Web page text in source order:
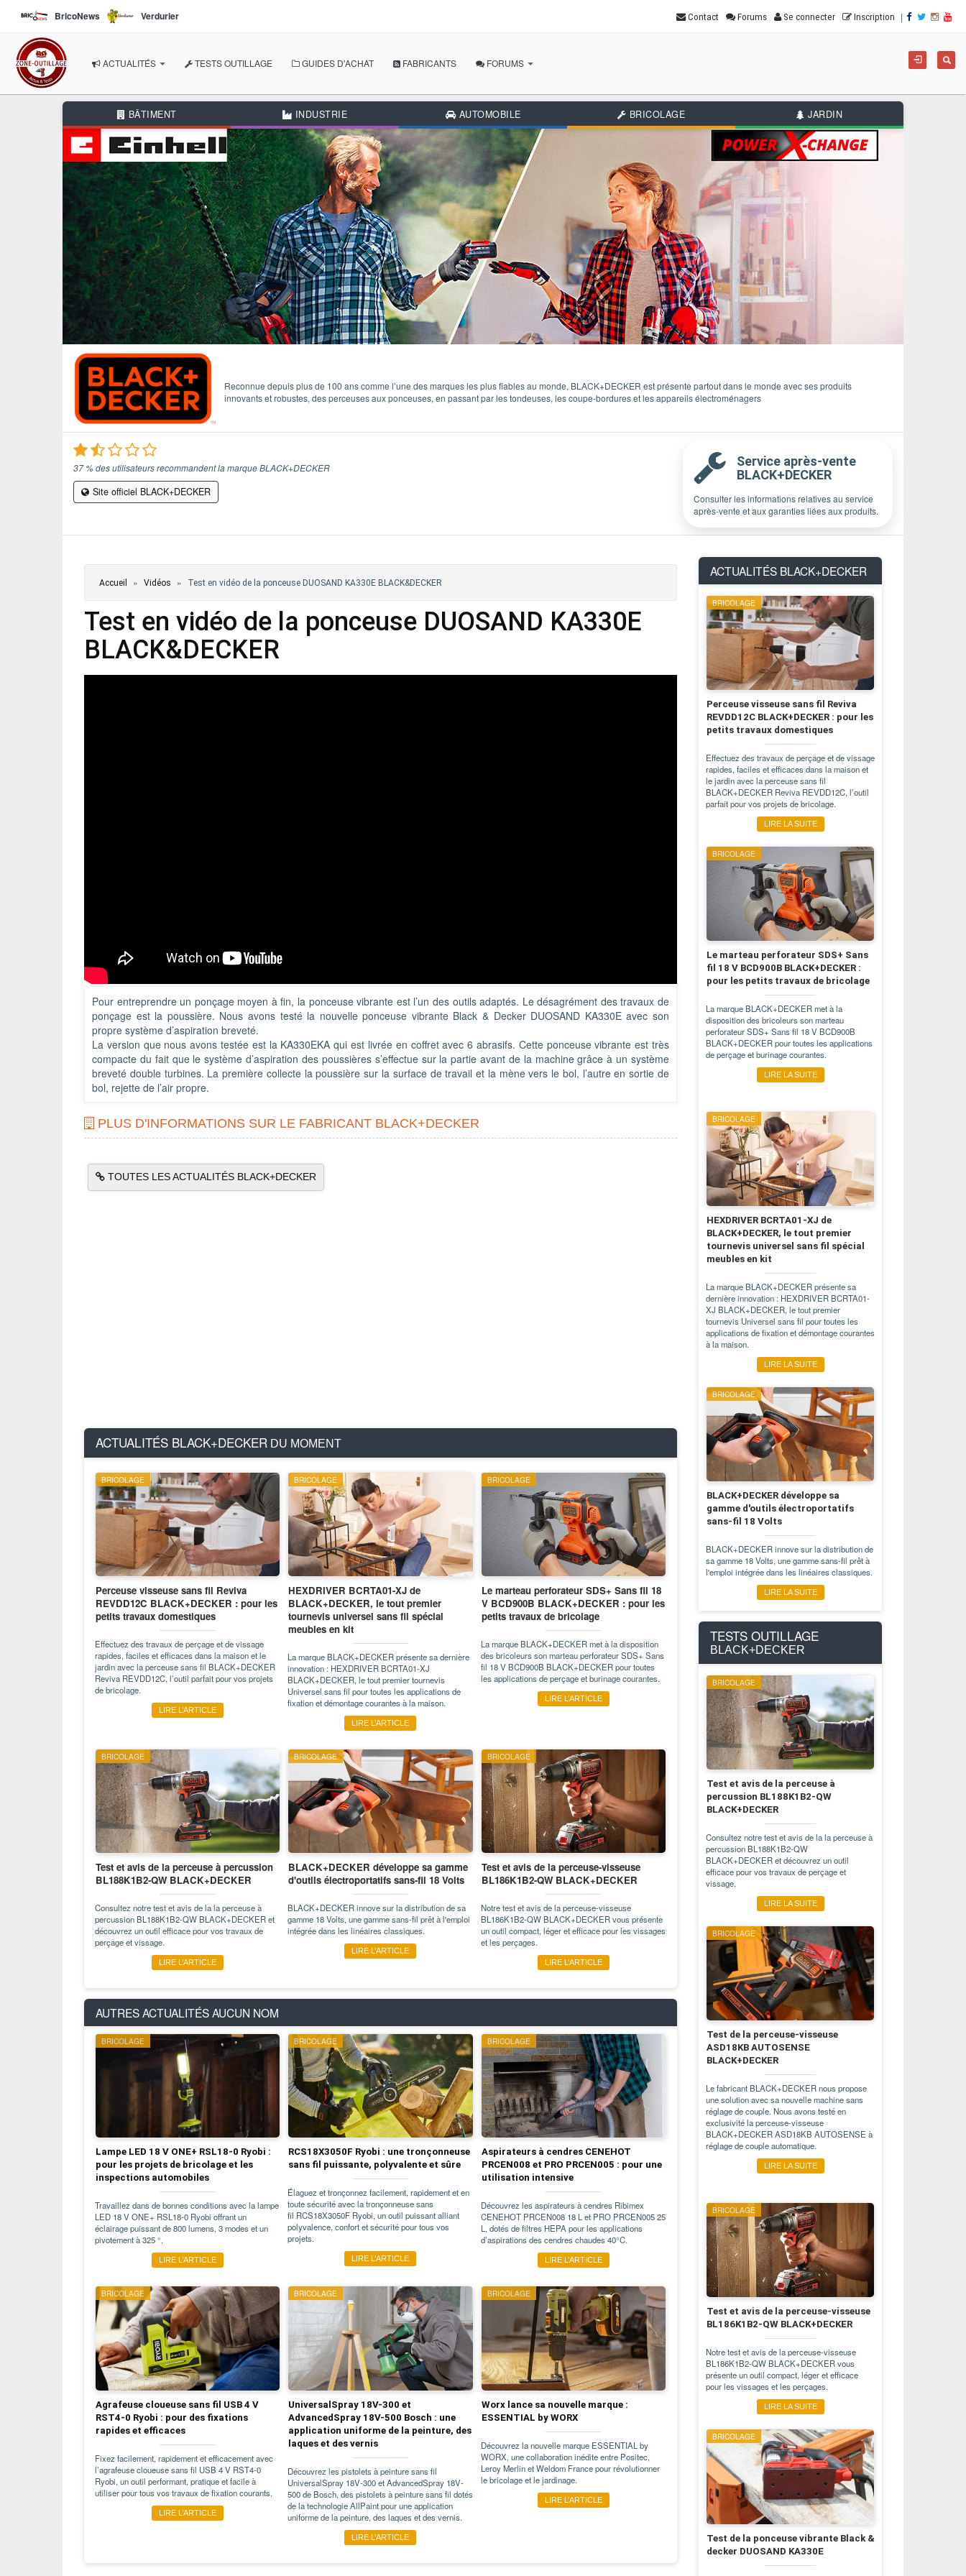
Contact Forums Se connecter Inscription |
BricoNews Verdurier
ACTUALITÉS
NOS THÉMATIQUES
BÂTIMENT
INDUSTRIE
AUTOMOBILE
BRICOLAGE
JARDIN
AUTRES RUBRIQUES
DOSSIERS THÉMATIQUE
ÉVÈNEMENTS / REPORTAGES
LOISIRS CRÉATIFS / DIY
CONCOURS
VIDÉOS
TESTS OUTILLAGE GUIDES D'ACHAT FABRICANTS FORUMS
BÂTIMENT INDUSTRIE AUTOMOBILE BRICOLAGE JARDIN
Reconnue depuis plus de 100 ans comme l’une des marques les plus fiables au monde, BLACK+DECKER est présente partout dans le monde avec ses produits
innovants et robustes, des perceuses aux ponceuses, en passant par les tondeuses, les coupe-bordures et les appareils électroménagers
37 % des utilisateurs recommandent la marque BLACK+DECKER
Site officiel BLACK+DECKER
Service après-vente
BLACK+DECKER
Consulter les informations relatives au service
après-vente et aux garanties liées aux produits.
Vous êtes ici
Accueil » Vidéos » Test en vidéo de la ponceuse DUOSAND KA330E BLACK&DECKER
Test en vidéo de la ponceuse DUOSAND KA330E
BLACK&DECKER
Pour entreprendre un ponçage moyen à fin, la ponceuse vibrante est l’un des outils adaptés. Le désagrément des travaux de
ponçage est la poussière. Nous avons testé la nouvelle ponceuse vibrante Black & Decker DUOSAND KA330E avec son
propre système d’aspiration breveté.
La version que nous avons testée est la KA330EKA qui est livrée en coffret avec 6 abrasifs. Cette ponceuse vibrante est très
compacte du fait que le système d’aspiration des poussières s’effectue sur la partie avant de la machine grâce à un système
breveté double turbines. La première collecte la poussière sur la surface de travail et la mène vers le bol, l’autre en sortie de
bol, rejette de l’air propre.
PLUS D'INFORMATIONS SUR LE FABRICANT BLACK+DECKER
TOUTES LES ACTUALITÉS BLACK+DECKER
ACTUALITÉS BLACK+DECKER DU MOMENT
BRICOLAGE
Perceuse visseuse sans fil Reviva
REVDD12C BLACK+DECKER : pour les
petits travaux domestiques
Effectuez des travaux de perçage et de vissage
rapides, faciles et efficaces dans la maison et le
jardin avec la perceuse sans fil BLACK+DECKER
Reviva REVDD12C, l’outil parfait pour vos projets
de bricolage.
LIRE L’ARTICLE
BRICOLAGE
HEXDRIVER BCRTA01-XJ de
BLACK+DECKER, le tout premier
tournevis universel sans fil spécial
meubles en kit
La marque BLACK+DECKER présente sa dernière
innovation : HEXDRIVER BCRTA01-XJ
BLACK+DECKER, le tout premier tournevis
Universel sans fil pour toutes les applications de
fixation et démontage courantes à la maison.
LIRE L’ARTICLE
BRICOLAGE
Le marteau perforateur SDS+ Sans fil 18
V BCD900B BLACK+DECKER : pour les
petits travaux de bricolage
La marque BLACK+DECKER met à la disposition
des bricoleurs son marteau perforateur SDS+ Sans
fil 18 V BCD900B BLACK+DECKER pour toutes
les applications de perçage et burinage courantes.
LIRE L’ARTICLE
BRICOLAGE
Test et avis de la perceuse à percussion
BL188K1B2-QW BLACK+DECKER
Consultez notre test et avis de la la perceuse à
percussion BL188K1B2-QW BLACK+DECKER et
découvrez un outil efficace pour vos travaux de
perçage et vissage.
LIRE L’ARTICLE
BRICOLAGE
BLACK+DECKER développe sa gamme
d'outils électroportatifs sans-fil 18 Volts
BLACK+DECKER innove sur la distribution de sa
gamme 18 Volts, une gamme sans-fil prêt à l'emploi
intégrée dans les linéaires classiques.
LIRE L’ARTICLE
BRICOLAGE
Test et avis de la perceuse-visseuse
BL186K1B2-QW BLACK+DECKER
Notre test et avis de la perceuse-visseuse
BL186K1B2-QW BLACK+DECKER vous présente
un outil compact, léger et efficace pour les vissages
et les perçages.
LIRE L’ARTICLE
AUTRES ACTUALITÉSAUCUN NOM
BRICOLAGE
Lampe LED 18 V ONE+ RSL18-0 Ryobi :
pour les projets de bricolage et les
inspections automobiles
Travaillez dans de bonnes conditions avec la lampe
LED 18 V ONE+ RSL18-0 Ryobi offrant un
éclairage puissant de 800 lumens, 3 modes et un
pivotement à 325 °.
LIRE L’ARTICLE
BRICOLAGE
RCS18X3050F Ryobi : une tronçonneuse
sans fil puissante, polyvalente et sûre
Élaguez et tronçonnez facilement, rapidement et en
toute sécurité avec la tronçonneuse sans
fil RCS18X3050F Ryobi, un outil puissant alliant
polyvalence, confort et sécurité pour tous vos
projets.
LIRE L’ARTICLE
BRICOLAGE
Aspirateurs à cendres CENEHOT
PRCEN008 et PRO PRCEN005 : pour une
utilisation intensive
Découvrez les aspirateurs à cendres Ribimex
CENEHOT PRCEN008 18 L et PRO PRCEN005 25
L, dotés de filtres HEPA pour les applications
d’aspirations des cendres chaudes 40°C.
LIRE L’ARTICLE
BRICOLAGE
Agrafeuse cloueuse sans fil USB 4 V
RST4-0 Ryobi : pour des fixations
rapides et efficaces
Fixez facilement, rapidement et efficacement avec
l’agrafeuse cloueuse sans fil USB 4 V RST4-0
Ryobi, un outil performant, pratique et facile à
utiliser pour tous vos travaux de fixation courants.
LIRE L’ARTICLE
BRICOLAGE
UniversalSpray 18V-300 et
AdvancedSpray 18V-500 Bosch : une
application uniforme de la peinture, des
laques et des vernis
Découvrez les pistolets à peinture sans fil
UniversalSpray 18V-300 et AdvancedSpray 18V-
500 de Bosch, des pistolets à peinture sans fil dotés
de la technologie AllPaint pour une application
uniforme de la peinture, des laques et des vernis.
LIRE L’ARTICLE
BRICOLAGE
Worx lance sa nouvelle marque :
ESSENTIAL by WORX
Découvrez la nouvelle marque ESSENTIAL by
WORX, une collaboration inédite entre Positec,
Leroy Merlin et Weldom France pour révolutionner
le bricolage et le jardinage.
LIRE L’ARTICLE
ACTUALITÉS BLACK+DECKER
BRICOLAGE
Perceuse visseuse sans fil Reviva
REVDD12C BLACK+DECKER : pour les
petits travaux domestiques
Effectuez des travaux de perçage et de vissage
rapides, faciles et efficaces dans la maison et
le jardin avec la perceuse sans fil
BLACK+DECKER Reviva REVDD12C, l’outil
parfait pour vos projets de bricolage.
LIRE LA SUITE
BRICOLAGE
Le marteau perforateur SDS+ Sans
fil 18 V BCD900B BLACK+DECKER :
pour les petits travaux de bricolage
La marque BLACK+DECKER met à la
disposition des bricoleurs son marteau
perforateur SDS+ Sans fil 18 V BCD900B
BLACK+DECKER pour toutes les applications
de perçage et burinage courantes.
LIRE LA SUITE
BRICOLAGE
HEXDRIVER BCRTA01-XJ de
BLACK+DECKER, le tout premier
tournevis universel sans fil spécial
meubles en kit
La marque BLACK+DECKER présente sa
dernière innovation : HEXDRIVER BCRTA01-
XJ BLACK+DECKER, le tout premier
tournevis Universel sans fil pour toutes les
applications de fixation et démontage courantes
à la maison.
LIRE LA SUITE
BRICOLAGE
BLACK+DECKER développe sa
gamme d'outils électroportatifs
sans-fil 18 Volts
BLACK+DECKER innove sur la distribution de
sa gamme 18 Volts, une gamme sans-fil prêt à
l'emploi intégrée dans les linéaires classiques.
LIRE LA SUITE
TESTS OUTILLAGE
BLACK+DECKER
BRICOLAGE
Test et avis de la perceuse à
percussion BL188K1B2-QW
BLACK+DECKER
Consultez notre test et avis de la la perceuse à
percussion BL188K1B2-QW
BLACK+DECKER et découvrez un outil
efficace pour vos travaux de perçage et
vissage.
LIRE LA SUITE
BRICOLAGE
Test de la perceuse-visseuse
ASD18KB AUTOSENSE
BLACK+DECKER
Le fabricant BLACK+DECKER nous propose
une solution avec sa nouvelle machine sans
réglage de couple. Nous avons testé en
exclusivité la perceuse-visseuse
BLACK+DECKER ASD18KB AUTOSENSE à
réglage de couple automatique.
LIRE LA SUITE
BRICOLAGE
Test et avis de la perceuse-visseuse
BL186K1B2-QW BLACK+DECKER
Notre test et avis de la perceuse-visseuse
BL186K1B2-QW BLACK+DECKER vous
présente un outil compact, léger et efficace
pour les vissages et les perçages.
LIRE LA SUITE
BRICOLAGE
Test de la ponceuse vibrante Black &
decker DUOSAND KA330E